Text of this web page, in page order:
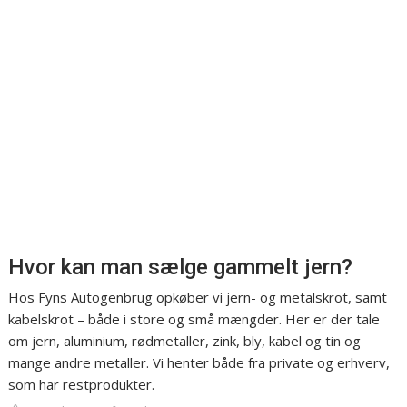
Hvor kan man sælge gammelt jern?
Hos Fyns Autogenbrug opkøber vi jern- og metalskrot, samt
kabelskrot – både i store og små mængder. Her er der tale
om jern, aluminium, rødmetaller, zink, bly, kabel og tin og
mange andre metaller. Vi henter både fra private og erhverv,
som har restprodukter.